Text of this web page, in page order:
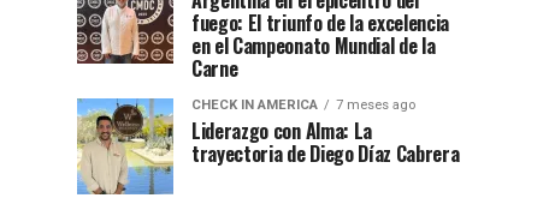
fuego: El triunfo de la excelencia
en el Campeonato Mundial de la
Carne
CHECK IN AMERICA 7 meses ago
Liderazgo con Alma: La
trayectoria de Diego Díaz Cabrera